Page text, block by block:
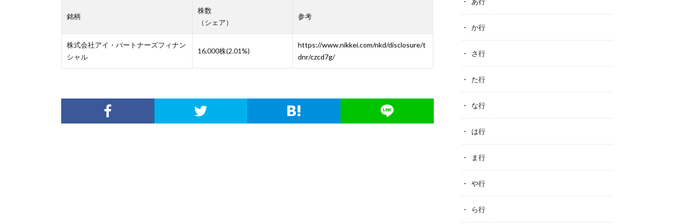
銘柄
株数
（シェア）
参考
株式会社アイ・パートナーズフィナン
シャル
16,000株(2.01%)
https://www.nikkei.com/nkd/disclosure/t
dnr/czcd7g/
か行
さ行
た行
な行
は行
ま行
や行
ら行